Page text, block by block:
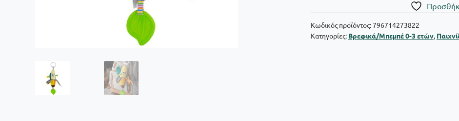
Κωδικός προϊόντος:796714273822
Κατηγορίες: Βρεφικά/Μπεμπέ 0-3 ετών,